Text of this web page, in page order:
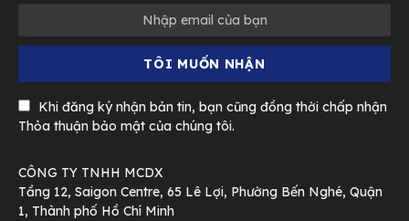
Khi đăng ký nhận bản tin, bạn cũng đồng thời chấp nhận
Thỏa thuận bảo mật của chúng tôi.
CÔNG TY TNHH MCDX
Tầng 12, Saigon Centre, 65 Lê Lợi, Phường Bến Nghé, Quận
1, Thành phố Hồ Chí Minh